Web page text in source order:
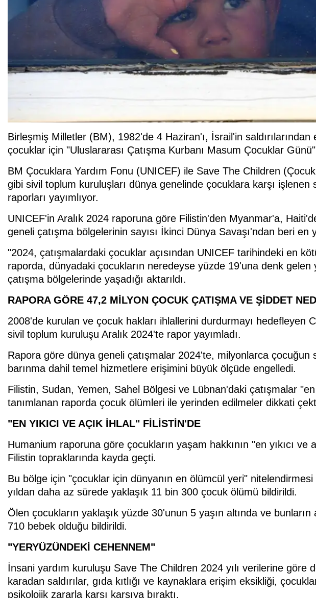
Birleşmiş Milletler (BM), 1982'de 4 Haziran'ı, İsrail'in saldırılarından
çocuklar için "Uluslararası Çatışma Kurbanı Masum Çocuklar
BM Çocuklara Yardım Fonu (UNICEF) ile Save The Children
gibi sivil toplum kuruluşları dünya genelinde çocuklara karşı işlenen
raporları yayımlıyor.
UNICEF'in Aralık 2024 raporuna göre Filistin'den Myanmar'a,
geneli çatışma bölgelerinin sayısı İkinci Dünya Savaşı'ndan beri en
"2024, çatışmalardaki çocuklar açısından UNICEF tarihindeki en
raporda, dünyadaki çocukların neredeyse yüzde 19'una denk gelen
çatışma bölgelerinde yaşadığı aktarıldı.
RAPORA GÖRE 47,2 MİLYON ÇOCUK ÇATIŞMA VE ŞİDDET
2008'de kurulan ve çocuk hakları ihlallerini durdurmayı hedefleyen
sivil toplum kuruluşu Aralık 2024'te rapor yayımladı.
Rapora göre dünya geneli çatışmalar 2024'te, milyonlarca çocuğun
barınma dahil temel hizmetlere erişimini büyük ölçüde engelledi.
Filistin, Sudan, Yemen, Sahel Bölgesi ve Lübnan'daki çatışmalar
tanımlanan raporda çocuk ölümleri ile yerinden edilmeler dikkati
"EN YIKICI VE AÇIK İHLAL" FİLİSTİN'DE
Humanium raporuna göre çocukların yaşam hakkının "en yıkıcı ve
Filistin topraklarında kayda geçti.
Bu bölge için "çocuklar için dünyanın en ölümcül yeri"
yıldan daha az sürede yaklaşık 11 bin 300 çocuk ölümü bildirildi.
Ölen çocukların yaklaşık yüzde 30'unun 5 yaşın altında ve
710 bebek olduğu bildirildi.
"YERYÜZÜNDEKİ CEHENNEM"
İnsani yardım kuruluşu Save The Children 2024 yılı verilerine göre
karadan saldırılar, gıda kıtlığı ve kaynaklara erişim eksikliği,
psikolojik zararla karşı karşıya bıraktı.